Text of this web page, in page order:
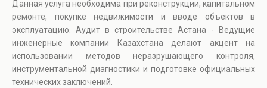
Данная услуга необходима при реконструкции, капитальном
ремонте, покупке недвижимости и вводе объектов в
эксплуатацию. Аудит в строительстве Астана - Ведущие
инженерные компании Казахстана делают акцент на
использовании методов неразрушающего контроля,
инструментальной диагностики и подготовке официальных
технических заключений.